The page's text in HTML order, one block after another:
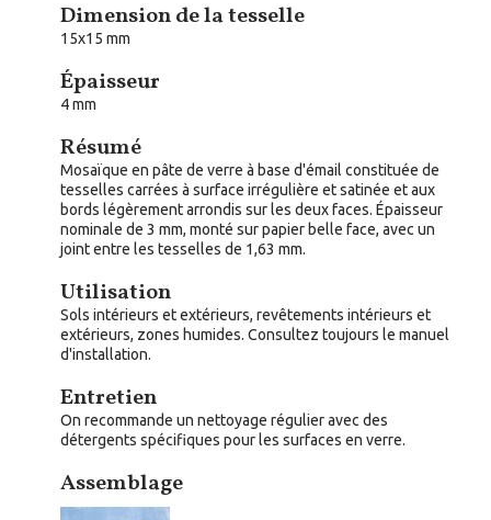
Dimension de la tesselle
15x15 mm
Épaisseur
4 mm
Résumé
Mosaïque en pâte de verre à base d'émail constituée de
tesselles carrées à surface irrégulière et satinée et aux
bords légèrement arrondis sur les deux faces. Épaisseur
nominale de 3 mm, monté sur papier belle face, avec un
joint entre les tesselles de 1,63 mm.
Utilisation
Sols intérieurs et extérieurs, revêtements intérieurs et
extérieurs, zones humides. Consultez toujours le manuel
d'installation.
Entretien
On recommande un nettoyage régulier avec des
détergents spécifiques pour les surfaces en verre.
Assemblage